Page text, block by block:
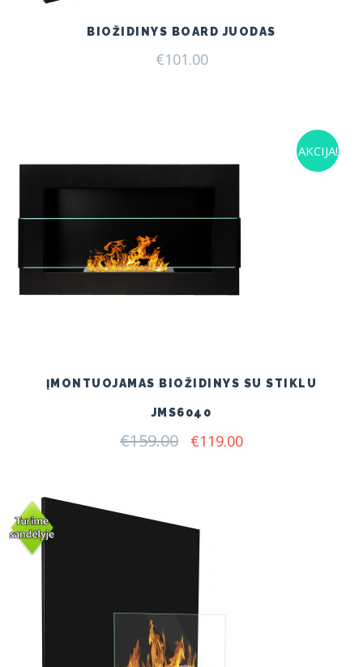
BIOŽIDINYS BOARD JUODAS
€101.00
AKCIJA!
ĮMONTUOJAMAS BIOŽIDINYS SU STIKLU
JMS6040
€159.00 Original
€119.00Current